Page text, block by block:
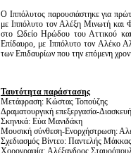
Ο Ιππόλυτος παρουσιάστηκε για
με Ιππόλυτο τον Αλέξη Μινωτή και
στο Ωδείο Ηρώδου του Αττικού
Επίδαυρο, με Ιππόλυτο τον Αλέκο
των Επιδαυρίων που την επόμενη
Ταυτότητα παράστασης
Μετάφραση: Κώστας Τοπούζης
Δραματουργική επεξεργασία-
Σκηνικά: Eύα Μανιδάκη
Μουσική σύνθεση-Ενορχήστρωση:
Σχεδιασμός Βίντεο: Παντελής Μάκκας
Χορογραφία: Aλέξανδρος